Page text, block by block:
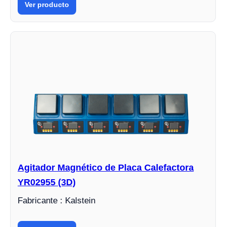
Ver producto
Agitador Magnético de Placa Calefactora
YR02955 (3D)
Fabricante : Kalstein